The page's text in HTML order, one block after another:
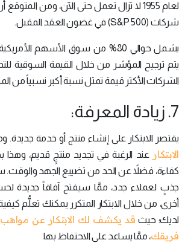
لعام 1955 لا تزال تعمل حتى الآن، ومن
شركات (S&P 500) في غضون العقد المقبل.
يشمل حوالي 80% من سوق الأسهم
يتم ترجيح المؤشر من خلال القيمة السوقية
الشركات الأكثر قيمة تمثل نسبة أكبر نسبياً من
7. زيادة المعرفة:
يقتصر الابتكار على إنشاء منتج أو خدمة جديدة.
الابتكار عند الرغبة في تجديد منتجٍ قديم، وهذا
كفاءة، فضلاً عن الحد من تضييع الجهد والوقت.
جذبٍ لعملاء جدد، ممَّا سيفتح آفاقاً جديدة
أخرى، من خلال الابتكار المتكرر يمكنك تعلُّم
لديك؛ حيث قد يكشف لك الابتكار عن
فريقك، ممَّا يساعد على الاحتفاظ بها.